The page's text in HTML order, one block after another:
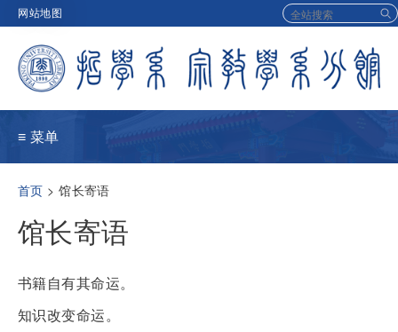
Skip
to
main
navigation
网站地图
≡ 菜单
面
包
屑
首页 馆长寄语
馆长寄语
书籍自有其命运。
知识改变命运。